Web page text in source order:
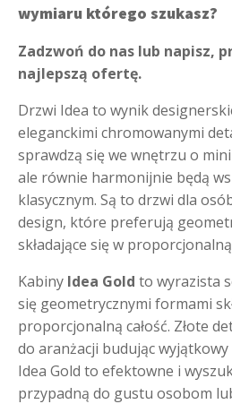
wymiaru którego szukasz?
Zadzwoń do nas lub napisz,
najlepszą ofertę.
Drzwi Idea to wynik
eleganckimi chromowanymi
sprawdzą się we wnętrzu o
ale równie harmonijnie będą
klasycznym. Są to drzwi dla
design, które preferują
składające się w proporcjonalną
Kabiny Idea Gold to wyrazista
się geometrycznymi formami
proporcjonalną całość. Złote
do aranżacji budując
Idea Gold to efektowne i
przypadną do gustu osobom